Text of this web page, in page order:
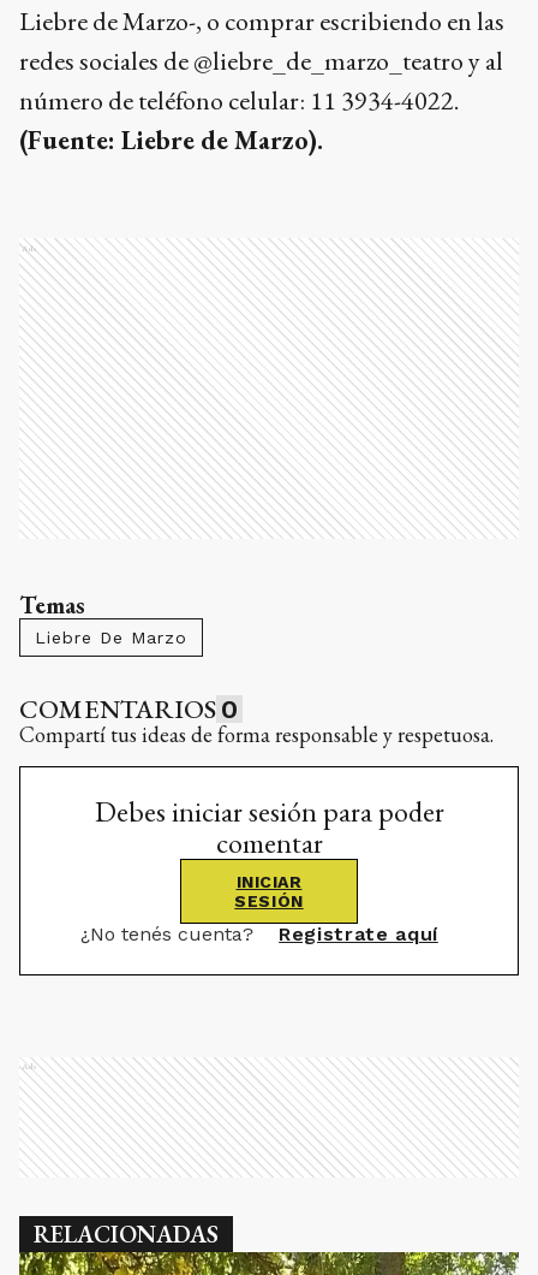
Liebre de Marzo-, o comprar escribiendo en las
redes sociales de @liebre_de_marzo_teatro y al
número de teléfono celular: 11 3934-4022.
(Fuente: Liebre de Marzo).
Ads
Temas
Liebre De Marzo
COMENTARIOS 0
Compartí tus ideas de forma responsable y respetuosa.
Debes iniciar sesión para poder
comentar
INICIAR
SESIÓN
¿No tenés cuenta? Registrate aquí
Ads
RELACIONADAS